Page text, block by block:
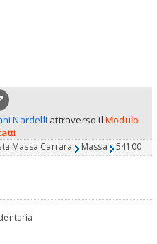
Nardelli attraverso ilModulo
Massa Carrara Massa 54100